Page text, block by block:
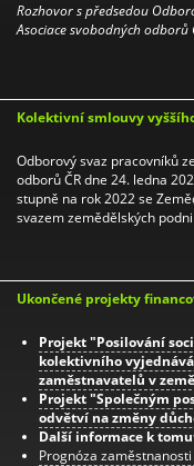
Rozhovor s předsedou
Asociace svobodných odborů
Kolektivní smlouvy
Odborový svaz pracovníků
odborů ČR dne 24. ledna
stupně na rok 2022 se
svazem zemědělských
Ukončené projekty
Projekt "Posilování
kolektivního
zaměstnavatelů v
Projekt "Společným
odvětví na změny
Další informace k
Prognóza